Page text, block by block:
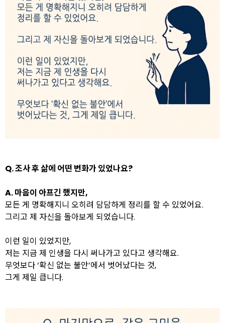
Q. 조사 후 삶에 어떤 변화가 있었나요?
A.마음이 아프긴 했지만,
모든 게 명확해지니 오히려 담담하게 정리를 할 수 있었어요.
그리고 제 자신을 돌아보게 되었습니다.
이런 일이 있었지만,
저는 지금 제 인생을 다시 써나가고 있다고 생각해요.
무엇보다 ‘확신 없는 불안’에서 벗어났다는 것,
그게 제일 큽니다.